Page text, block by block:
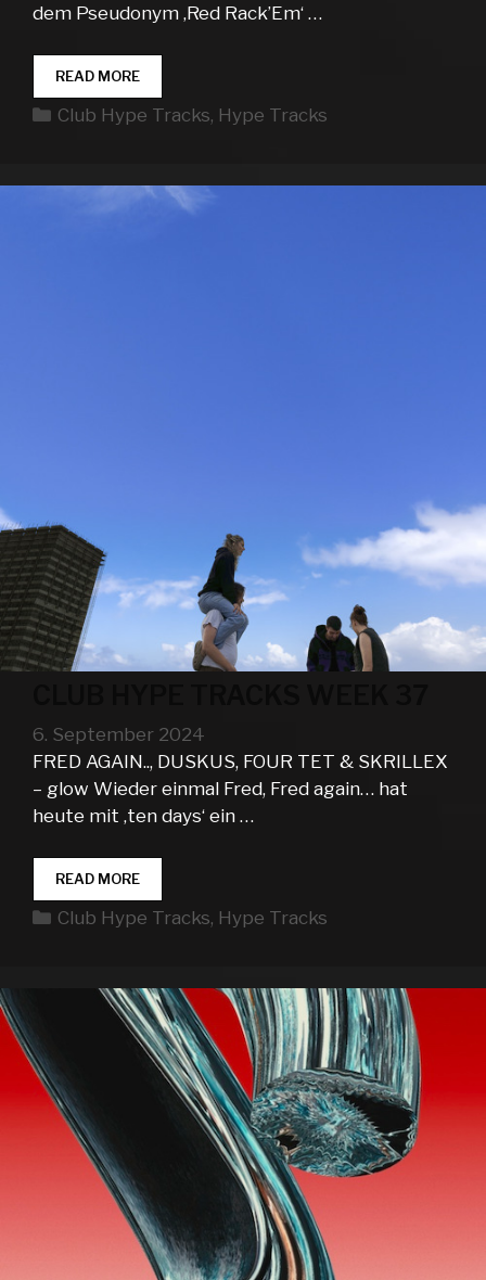
dem Pseudonym ‚Red Rack’Em‘ …
READ MORECLUB
HYPE
TRACKS
Kategorien
Club Hype Tracks, Hype Tracks
6. September 2024
FRED AGAIN.., DUSKUS, FOUR TET & SKRILLEX
– glow Wieder einmal Fred, Fred again… hat
heute mit ‚ten days‘ ein …
READ MORECLUB
HYPE
TRACKS
Kategorien
Club Hype Tracks, Hype Tracks